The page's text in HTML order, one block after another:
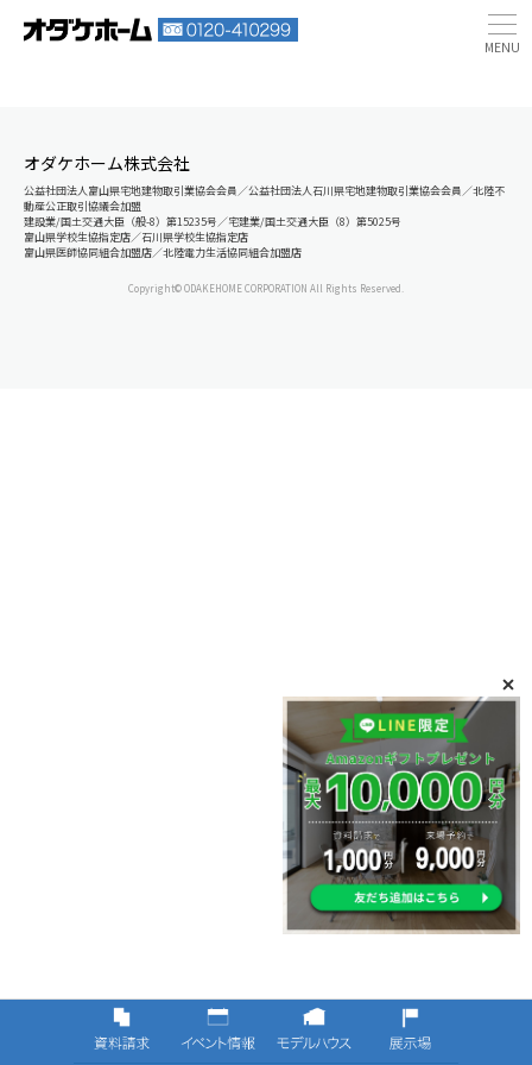
オダケホーム株式会社
公益社団法人富山県宅地建物取引業協会会員／公益社団法人石川県宅地建物取引業協会会員／北陸不
動産公正取引協議会加盟
建設業/国土交通大臣（般-8）第15235号／宅建業/国土交通大臣（8）第5025号
富山県学校生協指定店／石川県学校生協指定店
富山県医師協同組合加盟店／北陸電力生活協同組合加盟店
Copyright© ODAKEHOME CORPORATION All Rights Reserved.